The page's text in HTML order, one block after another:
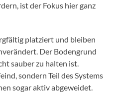
ist der Fokus hier ganz
platziert und bleiben
Der Bodengrund
sauber zu halten ist.
sondern Teil des Systems
sogar aktiv abgeweidet.